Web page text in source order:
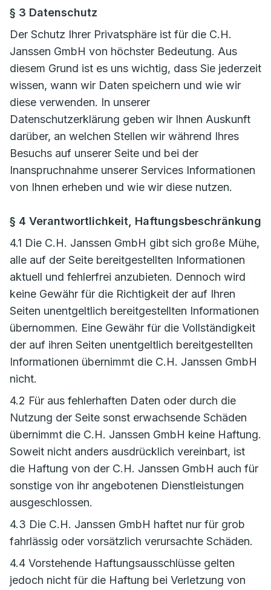
§ 3 Datenschutz
Der Schutz Ihrer Privatsphäre ist für die C.H.
Janssen GmbH von höchster Bedeutung. Aus
diesem Grund ist es uns wichtig, dass Sie jederzeit
wissen, wann wir Daten speichern und wie wir
diese verwenden. In unserer
Datenschutzerklärung geben wir Ihnen Auskunft
darüber, an welchen Stellen wir während Ihres
Besuchs auf unserer Seite und bei der
Inanspruchnahme unserer Services Informationen
von Ihnen erheben und wie wir diese nutzen.
§ 4 Verantwortlichkeit, Haftungsbeschränkung
4.1 Die C.H. Janssen GmbH gibt sich große Mühe,
alle auf der Seite bereitgestellten Informationen
aktuell und fehlerfrei anzubieten. Dennoch wird
keine Gewähr für die Richtigkeit der auf Ihren
Seiten unentgeltlich bereitgestellten Informationen
übernommen. Eine Gewähr für die Vollständigkeit
der auf ihren Seiten unentgeltlich bereitgestellten
Informationen übernimmt die C.H. Janssen GmbH
nicht.
4.2 Für aus fehlerhaften Daten oder durch die
Nutzung der Seite sonst erwachsende Schäden
übernimmt die C.H. Janssen GmbH keine Haftung.
Soweit nicht anders ausdrücklich vereinbart, ist
die Haftung von der C.H. Janssen GmbH auch für
sonstige von ihr angebotenen Dienstleistungen
ausgeschlossen.
4.3 Die C.H. Janssen GmbH haftet nur für grob
fahrlässig oder vorsätzlich verursachte Schäden.
4.4 Vorstehende Haftungsausschlüsse gelten
jedoch nicht für die Haftung bei Verletzung von